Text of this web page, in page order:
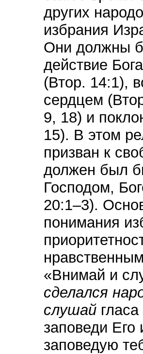
других
избрания
Они должны
действие
(Втор. 14:1),
сердцем
9, 18) и
15). В этом
призван к
должен был
Господом,
20:1–3).
понимания
«Внимай и
сделался
слушай
заповеди Его
заповедую